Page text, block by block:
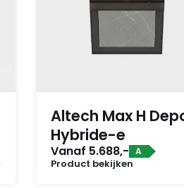
Altech Max H
Hybride-e
Vanaf 5.688,- A
Product bekijken